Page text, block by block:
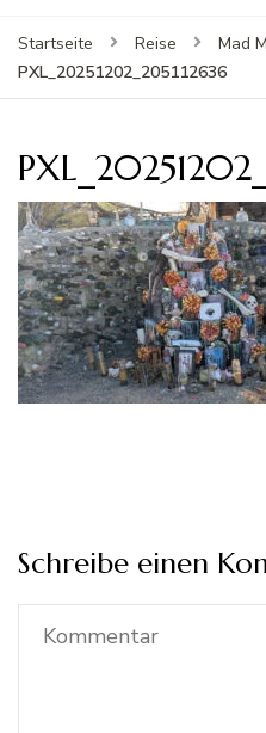
Startseite Reise
Mad
PXL_20251202_205112636
Schreibe einen